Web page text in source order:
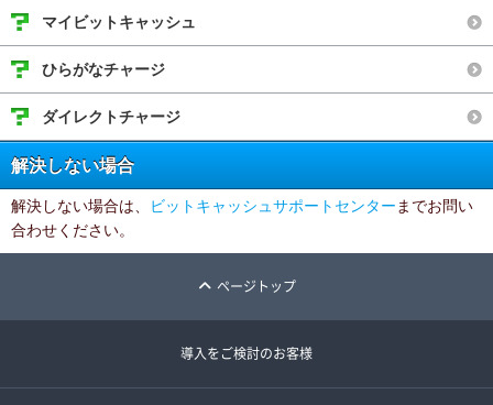
マイビットキャッシュ
ひらがなチャージ
ダイレクトチャージ
解決しない場合
解決しない場合は、 ビットキャッシュサポートセンター までお問い
合わせください。
ページトップ
導入をご検討のお客様